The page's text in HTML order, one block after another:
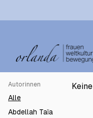
Autorinnen
Alle
Abdellah Taïa